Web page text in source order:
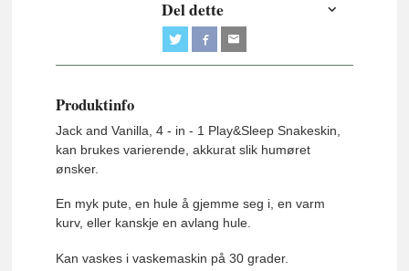
Del dette
Produktinfo
Jack and Vanilla, 4 - in - 1 Play&Sleep Snakeskin,
kan brukes varierende, akkurat slik humøret
ønsker.
En myk pute, en hule å gjemme seg i, en varm
kurv, eller kanskje en avlang hule.
Kan vaskes i vaskemaskin på 30 grader.